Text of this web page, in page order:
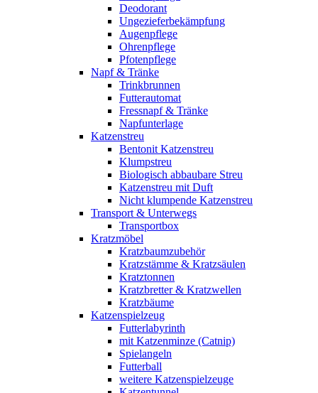
Deodorant
Ungezieferbekämpfung
Augenpflege
Ohrenpflege
Pfotenpflege
Napf & Tränke
Trinkbrunnen
Futterautomat
Fressnapf & Tränke
Napfunterlage
Katzenstreu
Bentonit Katzenstreu
Klumpstreu
Biologisch abbaubare Streu
Katzenstreu mit Duft
Nicht klumpende Katzenstreu
Transport & Unterwegs
Transportbox
Kratzmöbel
Kratzbaumzubehör
Kratzstämme & Kratzsäulen
Kratztonnen
Kratzbretter & Kratzwellen
Kratzbäume
Katzenspielzeug
Futterlabyrinth
mit Katzenminze (Catnip)
Spielangeln
Futterball
weitere Katzenspielzeuge